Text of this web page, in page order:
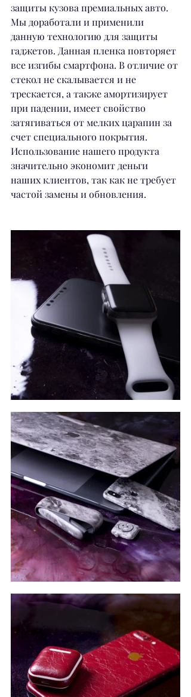
защиты кузова премиальных авто.
Мы доработали и применили
данную технологию для защиты
гаджетов. Данная пленка повторяет
все изгибы смартфона. В отличие от
стекол не скалывается и не
трескается, а также амортизирует
при падении, имеет свойство
затягиваться от мелких царапин за
счет специального покрытия.
Использование нашего продукта
значительно экономит деньги
наших клиентов, так как не требует
частой замены и обновления.